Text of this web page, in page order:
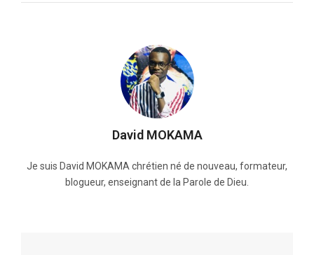
David MOKAMA
Je suis David MOKAMA chrétien né de nouveau, formateur,
blogueur, enseignant de la Parole de Dieu.